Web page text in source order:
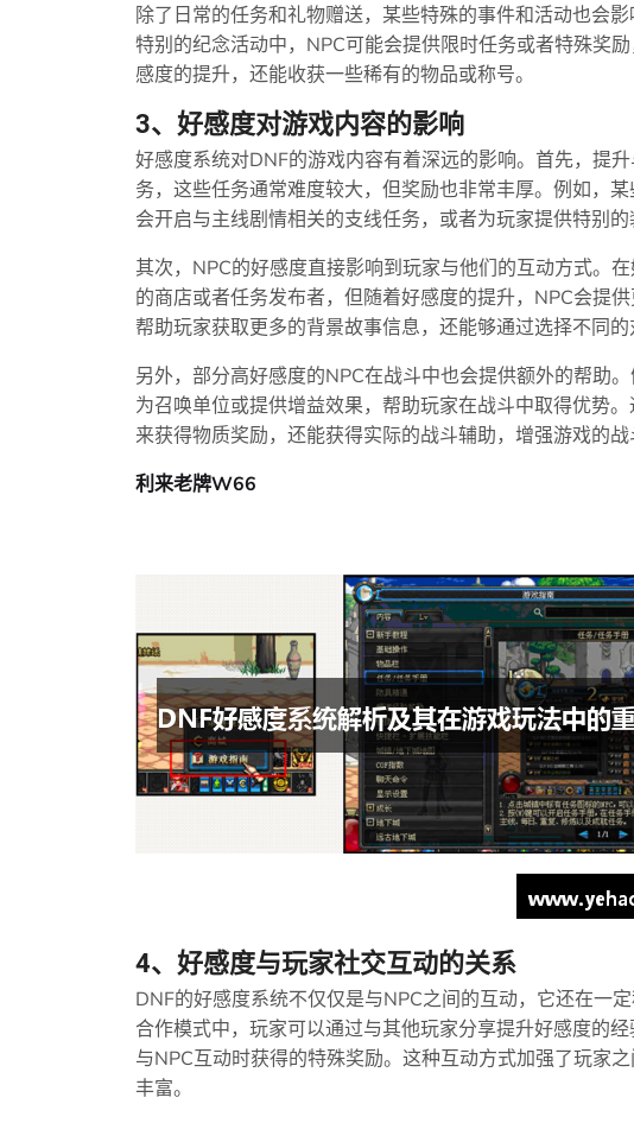
除了日常的任务和礼物赠送，某些特殊的事件和活动也会
特别的纪念活动中，NPC可能会提供限时任务或者特殊奖
感度的提升，还能收获一些稀有的物品或称号。
3、好感度对游戏内容的影响
好感度系统对DNF的游戏内容有着深远的影响。首先，提
务，这些任务通常难度较大，但奖励也非常丰厚。例如，
会开启与主线剧情相关的支线任务，或者为玩家提供特别的
其次，NPC的好感度直接影响到玩家与他们的互动方式。
的商店或者任务发布者，但随着好感度的提升，NPC会提
帮助玩家获取更多的背景故事信息，还能够通过选择不同
另外，部分高好感度的NPC在战斗中也会提供额外的帮助
为召唤单位或提供增益效果，帮助玩家在战斗中取得优势
来获得物质奖励，还能获得实际的战斗辅助，增强游戏的战
利来老牌W66
4、好感度与玩家社交互动的关系
DNF的好感度系统不仅仅是与NPC之间的互动，它还在一
合作模式中，玩家可以通过与其他玩家分享提升好感度的
与NPC互动时获得的特殊奖励。这种互动方式加强了玩家
丰富。